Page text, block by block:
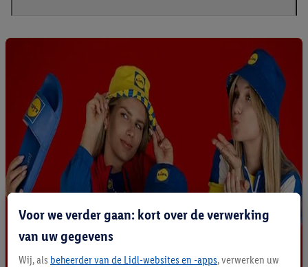
Voor we verder gaan: kort over de verwerking
van uw gegevens
Wij, als beheerder van de Lidl-websites en -apps, verwerken uw